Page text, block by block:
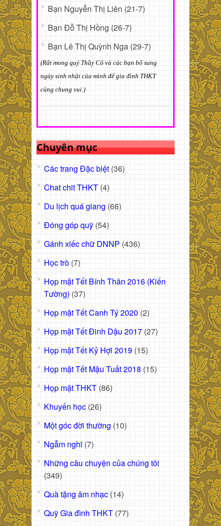
Bạn Nguyễn Thị Liên (21-7)
Bạn Đỗ Thị Hồng (26-7)
Bạn Lê Thị Quỳnh Nga (29-7)
(Rất mong quý Thầy Cô và các bạn bổ sung
ngày sinh nhật của mình để gia đình THKT
cùng chung vui.)
Chuyên mục
Các trang Đặc biệt (36)
Chat chit THKT (4)
Du lịch quá giang (66)
Đóng góp quỹ (54)
Gánh xiếc chữ DNNP (436)
Học trò (7)
Họp mặt Tết Bính Thân 2016 (Kiến
Tường) (37)
Họp mặt Tết Canh Tý 2020 (2)
Họp mặt Tết Đinh Dậu 2017 (27)
Họp mặt Tết Kỷ Hợi 2019 (15)
Họp mặt Tết Mậu Tuất 2018 (15)
Họp mặt THKT (86)
Khuyến học (26)
Một góc đời thường (10)
Ngẫm nghĩ(7)
Những câu chuyện của chúng tôi
(349)
Quà tặng âm nhạc (14)
Quỹ Gia đình THKT (77)